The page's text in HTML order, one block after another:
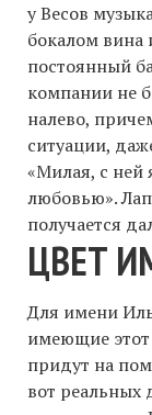
у Весов
бокалом вина
постоянный
компании не
налево,
ситуации,
«Милая, с ней
любовью».
получается
ЦВЕТ
Для имени
имеющие этот
придут на
вот реальных